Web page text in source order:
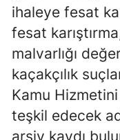
ihaleye fesat
fesat
malvarlığı
kaçakçılık
Kamu
teşkil edecek
arşiv kaydı